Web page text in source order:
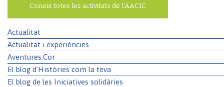
Coneix totes les activitats de l’AACIC
Actualitat
Actualitat i experiències
Aventures.Cor
El blog d'Històries com la teva
El blog de les Iniciatives solidàries